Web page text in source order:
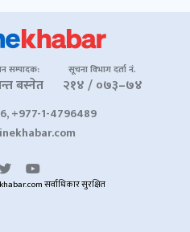
सम्पादक:
बस्नेत
सूचना विभाग दर्ता नं.
२१४ / ०७३–७४
+977-1-4796489
सर्वाधिकार सुरक्षित